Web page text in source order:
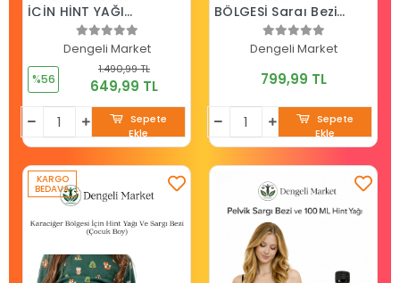
İÇİN HİNT YAĞI
GÖĞÜS PEDİ
Dengeli Market
%56
1.490,99 TL
649,99 TL
Sepete
Ekle
BÖLGESİ Sargı Bezi
+100 ML HİNT YAĞI
(HEXANSIZ)
Dengeli Market
799,99 TL
Sepete
Ekle
KARGO
BEDAVA